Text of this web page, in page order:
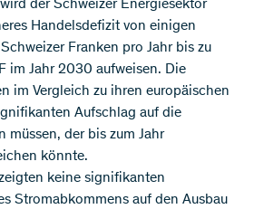
der Schweizer Energiesektor
Handelsdefizit von einigen
Franken pro Jahr bis zu
im Jahr 2030 aufweisen. Die
im Vergleich zu ihren europäischen
Aufschlag auf die
müssen, der bis zum Jahr
könnte.
keine signifikanten
Stromabkommens auf den Ausbau